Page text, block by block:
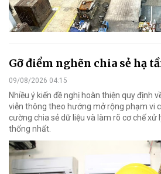
Gỡ điểm nghẽn chia sẻ hạ
09/08/2026 04:15
Nhiều ý kiến đề nghị hoàn thiện quy định
viễn thông theo hướng mở rộng phạm vi
cường chia sẻ dữ liệu và làm rõ cơ chế xử
thống nhất.